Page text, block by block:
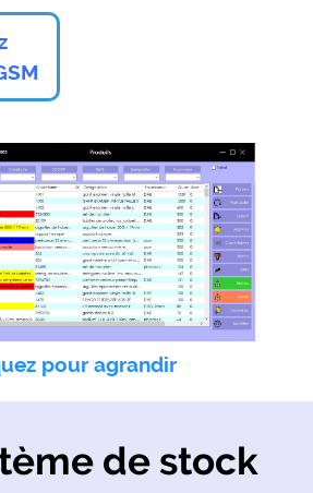
pour agrandir
de stock